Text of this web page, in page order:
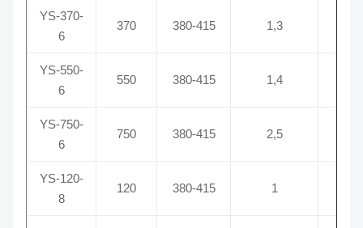
YS-370-
6
370 380-415 1,3
YS-550-
6
550 380-415 1,4
YS-750-
6
750 380-415 2,5
YS-120-
8
120 380-415 1